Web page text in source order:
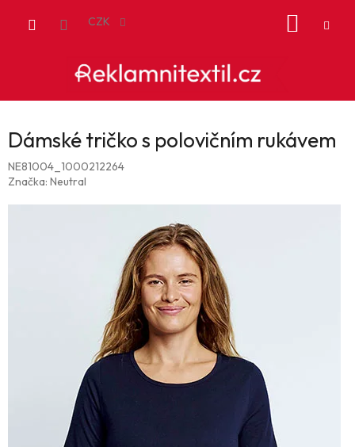
CZK
Dámské tričko s polovičním rukávem
NE81004_1000212264
Značka: Neutral